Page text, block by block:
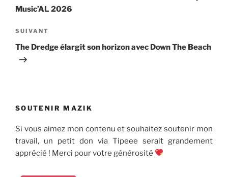
l’article
Music’AL 2026
Article
suivant
SUIVANT
The Dredge élargit son horizon avec Down The Beach
SOUTENIR MAZIK
Si vous aimez mon contenu et souhaitez soutenir mon
travail, un petit don via Tipeee serait grandement
apprécié ! Merci pour votre générosité